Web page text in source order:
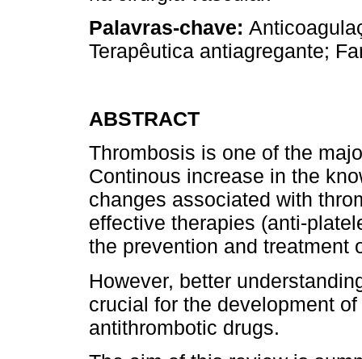
Palavras-chave:
Terapêutica antiagregante;
ABSTRACT
Thrombosis is one of the
Continous increase in the
changes associated with
effective therapies (anti-
the prevention and treatment
However, better
crucial for the development
antithrombotic drugs.